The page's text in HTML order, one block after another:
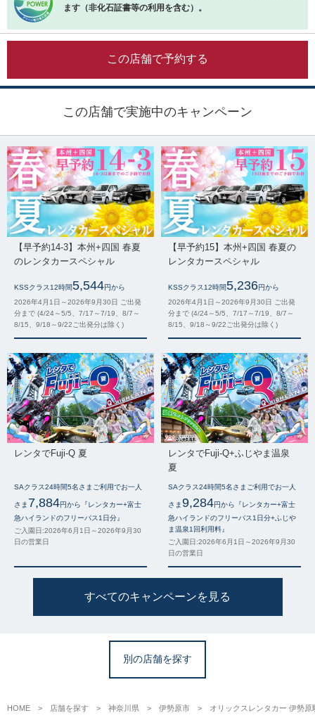
ます（非化石証書等の利用を含む）。
この店舗で予約する
この店舗で実施中のキャンペーン
【早予約14-3】本州+四国 春夏
のレンタカースペシャル
KSSクラス12時間5,544円から
2026年4月1日～2026年9月30日 ご出発
分まで (4/24～5/5、7/17～7/19、8/7～
8/15、9/18～9/22ご出発分は除く)
【早予約15】本州+四国 春夏の
レンタカースペシャル
KSSクラス12時間5,236円から
2026年4月1日～2026年9月30日 ご出発
分まで (4/24～5/5、7/17～7/19、8/7～
8/15、9/18～9/22ご出発分は除く)
レンタでFuji-Q 夏
SAクラス24時間5名さまご利用でお一人
さま 7,884円から『レンタカー+富士
急ハイランドのフリーパス1日分』
ご入園日:2026年6月1日～2026年9月30
日の営業日
レンタでFuji-Q+ふじやま温泉
夏
SAクラス24時間5名さまご利用でお一人
さま9,284円から『レンタカー+富士
急ハイランドのフリーパス1日分+ふじや
ま温泉1回利用料』
ご入園日:2026年6月1日～2026年9月30
日の営業日
すべてのキャンペーンを見る
別の店舗を探す
HOME 店舗を探す 神奈川県 伊勢原市 オリックスレンタカー 伊勢原